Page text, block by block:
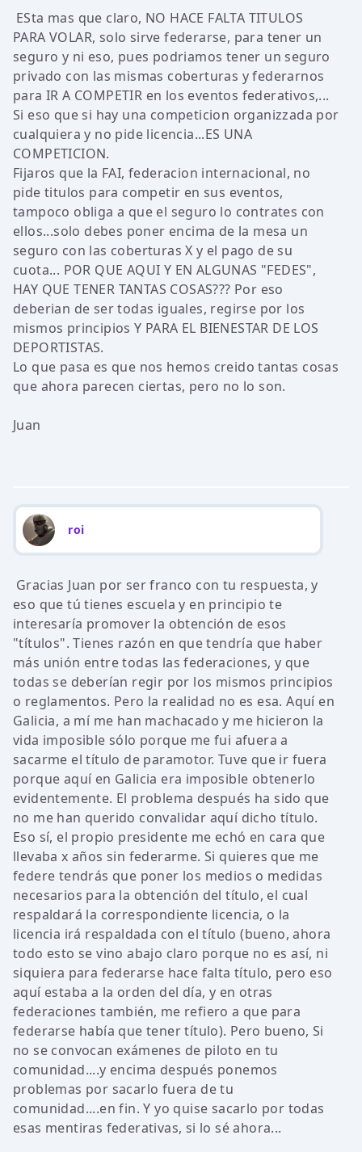
ESta mas que claro, NO HACE FALTA TITULOS
PARA VOLAR, solo sirve federarse, para tener un
seguro y ni eso, pues podriamos tener un seguro
privado con las mismas coberturas y federarnos
para IR A COMPETIR en los eventos federativos,...
Si eso que si hay una competicion organizzada por
cualquiera y no pide licencia...ES UNA
COMPETICION.
Fijaros que la FAI, federacion internacional, no
pide titulos para competir en sus eventos,
tampoco obliga a que el seguro lo contrates con
ellos...solo debes poner encima de la mesa un
seguro con las coberturas X y el pago de su
cuota... POR QUE AQUI Y EN ALGUNAS "FEDES",
HAY QUE TENER TANTAS COSAS??? Por eso
deberian de ser todas iguales, regirse por los
mismos principios Y PARA EL BIENESTAR DE LOS
DEPORTISTAS.
Lo que pasa es que nos hemos creido tantas cosas
que ahora parecen ciertas, pero no lo son.
Juan
roi
Gracias Juan por ser franco con tu respuesta, y
eso que tú tienes escuela y en principio te
interesaría promover la obtención de esos
"títulos". Tienes razón en que tendría que haber
más unión entre todas las federaciones, y que
todas se deberían regir por los mismos principios
o reglamentos. Pero la realidad no es esa. Aquí en
Galicia, a mí me han machacado y me hicieron la
vida imposible sólo porque me fui afuera a
sacarme el título de paramotor. Tuve que ir fuera
porque aquí en Galicia era imposible obtenerlo
evidentemente. El problema después ha sido que
no me han querido convalidar aquí dicho título.
Eso sí, el propio presidente me echó en cara que
llevaba x años sin federarme. Si quieres que me
federe tendrás que poner los medios o medidas
necesarios para la obtención del título, el cual
respaldará la correspondiente licencia, o la
licencia irá respaldada con el título (bueno, ahora
todo esto se vino abajo claro porque no es así, ni
siquiera para federarse hace falta título, pero eso
aquí estaba a la orden del día, y en otras
federaciones también, me refiero a que para
federarse había que tener título). Pero bueno, Si
no se convocan exámenes de piloto en tu
comunidad....y encima después ponemos
problemas por sacarlo fuera de tu
comunidad....en fin. Y yo quise sacarlo por todas
esas mentiras federativas, si lo sé ahora...